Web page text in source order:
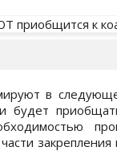
в
будет